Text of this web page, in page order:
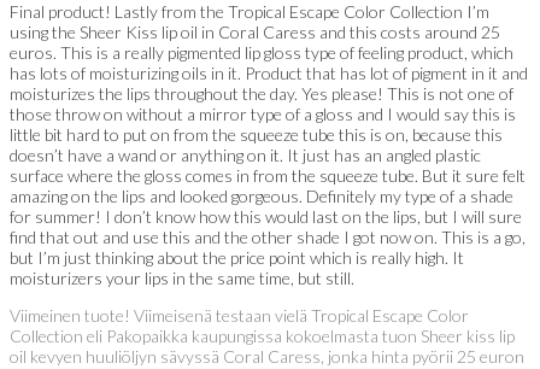
Final product! Lastly from the Tropical Escape Color Collection I’m
using the Sheer Kiss lip oil in Coral Caress and this costs around 25
euros. This is a really pigmented lip gloss type of feeling product, which
has lots of moisturizing oils in it. Product that has lot of pigment in it and
moisturizes the lips throughout the day. Yes please! This is not one of
those throw on without a mirror type of a gloss and I would say this is
little bit hard to put on from the squeeze tube this is on, because this
doesn’t have a wand or anything on it. It just has an angled plastic
surface where the gloss comes in from the squeeze tube. But it sure felt
amazing on the lips and looked gorgeous. Definitely my type of a shade
for summer! I don’t know how this would last on the lips, but I will sure
find that out and use this and the other shade I got now on. This is a go,
but I’m just thinking about the price point which is really high. It
moisturizers your lips in the same time, but still.
Viimeinen tuote! Viimeisenä testaan vielä Tropical Escape Color
Collection eli Pakopaikka kaupungissa kokoelmasta tuon Sheer kiss lip
oil kevyen huuliöljyn sävyssä Coral Caress, jonka hinta pyörii 25 euron